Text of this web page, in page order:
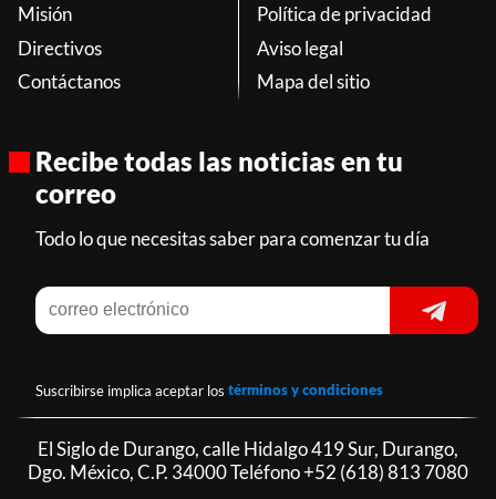
Misión
Directivos
Contáctanos
Política de privacidad
Aviso legal
Mapa del sitio
Recibe todas las noticias en tu
correo
Todo lo que necesitas saber para comenzar tu día
Suscribirse implica aceptar los términos y condiciones
El Siglo de Durango, calle Hidalgo 419 Sur, Durango,
Dgo. México, C.P. 34000 Teléfono+52 (618) 813 7080